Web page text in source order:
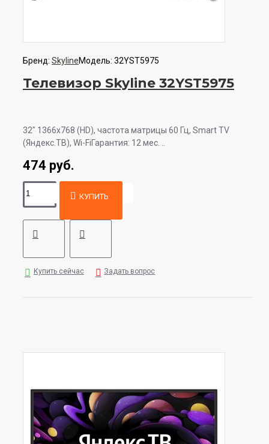
Бренд: SkylineМодель: 32YST5975
Телевизор Skyline 32YST5975
32" 1366x768 (HD), частота матрицы 60 Гц, Smart TV
(Яндекс.ТВ), Wi-FiГарантия: 12 мес. ..
474 руб.
КУПИТЬ
Купить сейчас Задать вопрос